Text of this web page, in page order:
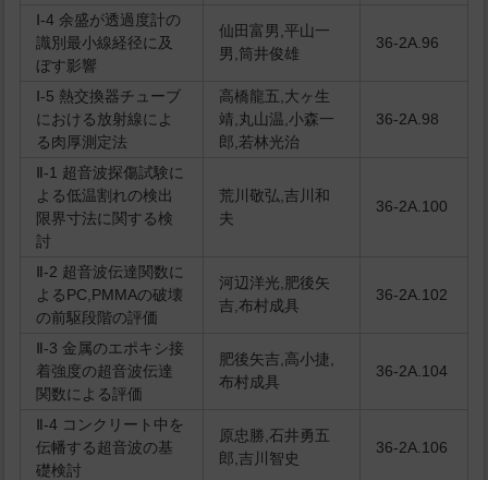
Ⅰ-4 余盛が透過度計の
識別最小線経径に及
ぼす影響
仙田富男,平山一
男,筒井俊雄
36-2A.96
Ⅰ-5 熱交換器チューブ
における放射線によ
る肉厚測定法
高橋龍五,大ヶ生
靖,丸山温,小森一
郎,若林光治
36-2A.98
Ⅱ-1 超音波探傷試験に
よる低温割れの検出
限界寸法に関する検
討
荒川敬弘,吉川和
夫
36-2A.100
Ⅱ-2 超音波伝達関数に
よるPC,PMMAの破壊
の前駆段階の評価
河辺洋光,肥後矢
吉,布村成具
36-2A.102
Ⅱ-3 金属のエポキシ接
着強度の超音波伝達
関数による評価
肥後矢吉,高小捷,
布村成具
36-2A.104
Ⅱ-4 コンクリート中を
伝幡する超音波の基
礎検討
原忠勝,石井勇五
郎,吉川智史
36-2A.106